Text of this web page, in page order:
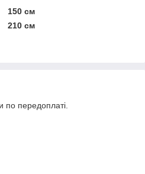
150 см
210 см
по передоплаті.